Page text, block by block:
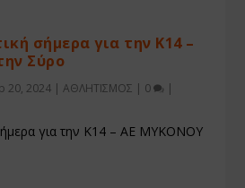
σήμερα για την Κ14 –
Σύρο
20, 2024 |ΑΘΛΗΤΙΣΜΟΣ | 0 |
για την Κ14 – ΑΕ ΜΥΚΟΝΟΥ